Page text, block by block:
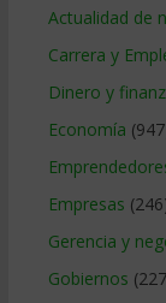
Actualidad de
Carrera y
Dinero y
Economía
Empresas
Gerencia y
Gobiernos